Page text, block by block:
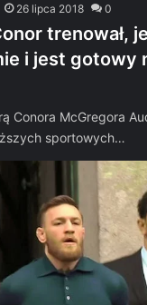
26 lipca 2018 0
trenował,
i jest gotowy
Conora McGregora
sportowych…